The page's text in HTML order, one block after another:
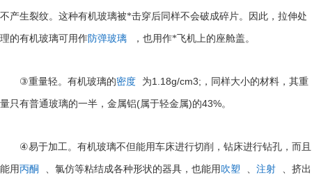
不产生裂纹。这种有机玻璃被*击穿后同样不会破成碎片。因此，拉伸处
理的有机玻璃可用作防弹玻璃 ，也用作*飞机上的座舱盖。
③重量轻。有机玻璃的密度 为1.18g/cm3; ，同样大小的材料，其重
量只有普通玻璃的一半，金属铝(属于轻金属)的43%。
④易于加工。有机玻璃不但能用车床进行切削，钻床进行钻孔，而且
能用丙酮 、氯仿等粘结成各种形状的器具，也能用 吹塑 、 注射 、挤出